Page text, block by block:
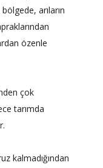
arıların
özenle
çok
tarımda
kalmadığından